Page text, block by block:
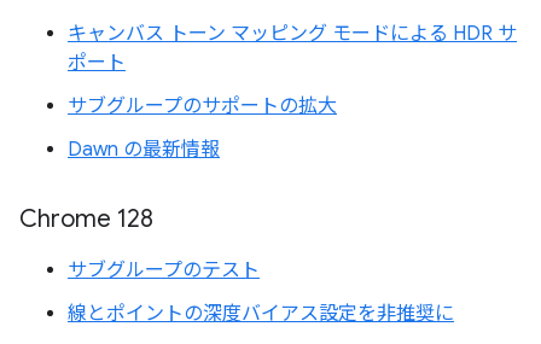
キャンバス トーン マッピング モードによる HDR サ
ポート
サブグループのサポートの拡大
Dawn の最新情報
Chrome 128
サブグループのテスト
線とポイントの深度バイアス設定を非推奨に